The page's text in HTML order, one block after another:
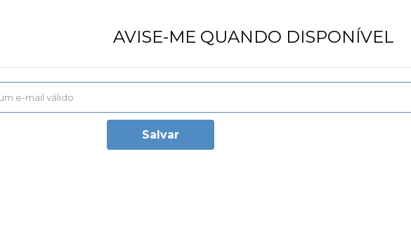
AVISE-ME QUANDO DISPONÍVEL
Salvar